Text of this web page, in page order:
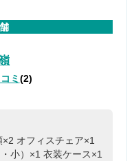
ミ(2)
×2 オフィスチェア×1
小）×1 衣装ケース×1